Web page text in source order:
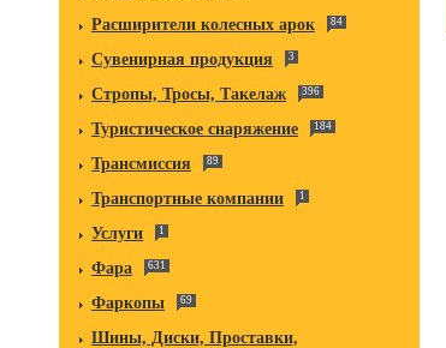
Расширители колесных арок 84
Сувенирная продукция 3
Стропы, Тросы, Такелаж 396
Туристическое снаряжение 184
Трансмиссия 89
Транспортные компании 1
Услуги 1
Фара 631
Фаркопы 69
Шины, Диски, Проставки,